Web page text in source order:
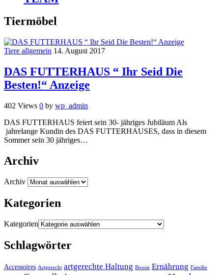
Tiermöbel
Tiere allgemein 14. August 2017
DAS FUTTERHAUS “ Ihr Seid Die
Besten!“ Anzeige
402 Views 0 by wp_admin
DAS FUTTERHAUS feiert sein 30- jähriges Jubiläum Als
jahrelange Kundin des DAS FUTTERHAUSES, dass in diesem
Sommer sein 30 jähriges…
Archiv
Archiv
Kategorien
Kategorien
Schlagwörter
Accessoires Artgerecht artgerechte Haltung Boxen Ernährung Familie